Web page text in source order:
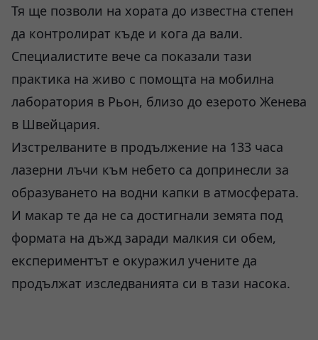
Тя ще позволи на хората до известна степен
да контролират къде и кога да вали.
Специалистите вече са показали тази
практика на живо с помощта на мобилна
лаборатория в Рьон, близо до езерото Женева
в Швейцария.
Изстрелваните в продължение на 133 часа
лазерни лъчи към небето са допринесли за
образуването на водни капки в атмосферата.
И макар те да не са достигнали земята под
формата на дъжд заради малкия си обем,
експериментът е окуражил учените да
продължат изследванията си в тази насока.